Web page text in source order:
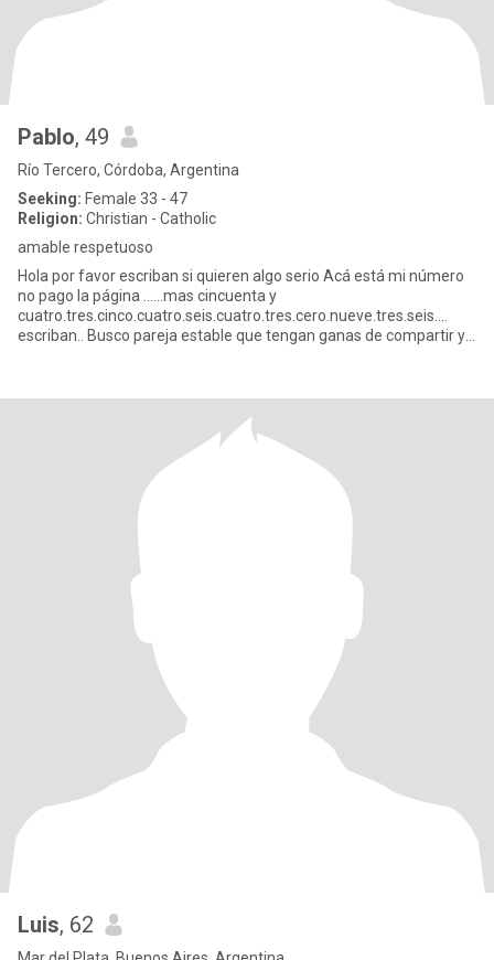
Pablo, 49
Río Tercero, Córdoba, Argentina
Seeking: Female 33 - 47
Religion: Christian - Catholic
amable respetuoso
Hola por favor escriban si quieren algo serio Acá está mi número
no pago la página ......mas cincuenta y
cuatro.tres.cinco.cuatro.seis.cuatro.tres.cero.nueve.tres.seis....
escriban.. Busco pareja estable que tengan ganas de compartir y
Luis, 62